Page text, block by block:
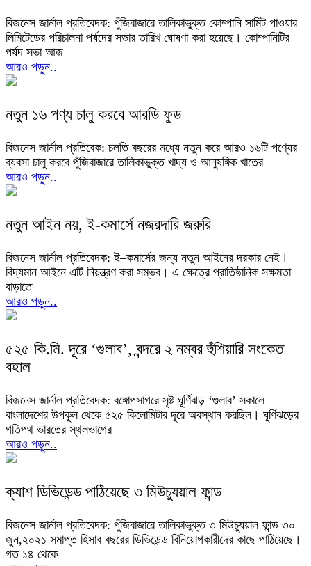
বিজনেস জার্নাল প্রতিবেদক: পুঁজিবাজারে তালিকাভুক্ত কোম্পানি সামিট পাওয়ার
লিমিটেডের পরিচালনা পর্ষদের সভার তারিখ ঘোষণা করা হয়েছে। কোম্পানিটির
পর্ষদ সভা আজ
আরও পড়ুন..
নতুন ১৬ পণ্য চালু করবে আরডি ফুড
বিজনেস জার্নাল প্রতিবেক: চলতি বছরের মধ্যে নতুন করে আরও ১৬টি পণ্যের
ব্যবসা চালু করবে পুঁজিবাজারে তালিকাভুক্ত খাদ্য ও আনুষঙ্গিক খাতের
আরও পড়ুন..
নতুন আইন নয়, ই-কমার্সে নজরদারি জরুরি
বিজনেস জার্নাল প্রতিবেদক: ই–কমার্সের জন্য নতুন আইনের দরকার নেই।
বিদ্যমান আইনে এটি নিয়ন্ত্রণ করা সম্ভব। এ ক্ষেত্রে প্রাতিষ্ঠানিক সক্ষমতা
বাড়াতে
আরও পড়ুন..
৫২৫ কি.মি. দূরে ‘গুলাব’, বন্দরে ২ নম্বর হুঁশিয়ারি সংকেত
বহাল
বিজনেস জার্নাল প্রতিবেদক: বঙ্গোপসাগরে সৃষ্ট ঘূর্ণিঝড় ‘গুলাব’ সকালে
বাংলাদেশের উপকূল থেকে ৫২৫ কিলোমিটার দূরে অবস্থান করছিল। ঘূর্ণিঝড়ের
গতিপথ ভারতের স্থলভাগের
আরও পড়ুন..
ক্যাশ ডিভিডেন্ড পাঠিয়েছে ৩ মিউচ্যুয়াল ফান্ড
বিজনেস জার্নাল প্রতিবেদক: পুঁজিবাজারে তালিকাভুক্ত ৩ মিউচ্যুয়াল ফান্ড ৩০
জুন,২০২১ সমাপ্ত হিসাব বছরের ডিভিডেন্ড বিনিয়োগকারীদের কাছে পাঠিয়েছে।
গত ১৪ থেকে